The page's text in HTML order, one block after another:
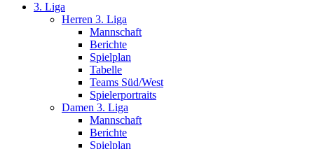
3. Liga
Herren 3. Liga
Mannschaft
Berichte
Spielplan
Tabelle
Teams Süd/West
Spielerportraits
Damen 3. Liga
Mannschaft
Berichte
Spielplan